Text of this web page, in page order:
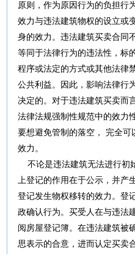
原则，作为原因行为的负担行
效力与违法建筑物权的设立或
身的效力。违法建筑买卖合同
等同于法律行为的违法性，标
程序或法定的方式或其他法律
公共利益。因此，影响法律行
决定的。对于违法建筑买卖而
法律法规强制性规范中的效力
要想避免管制的落空， 完全
效力。
不论是违法建筑无法进行初
上登记的作用在于公示，并产
登记发生物权移转的效力。登
政确认行为。买受人在与违法
阅房屋登记簿。在违法建筑被
思表示的合意，进而认定买卖